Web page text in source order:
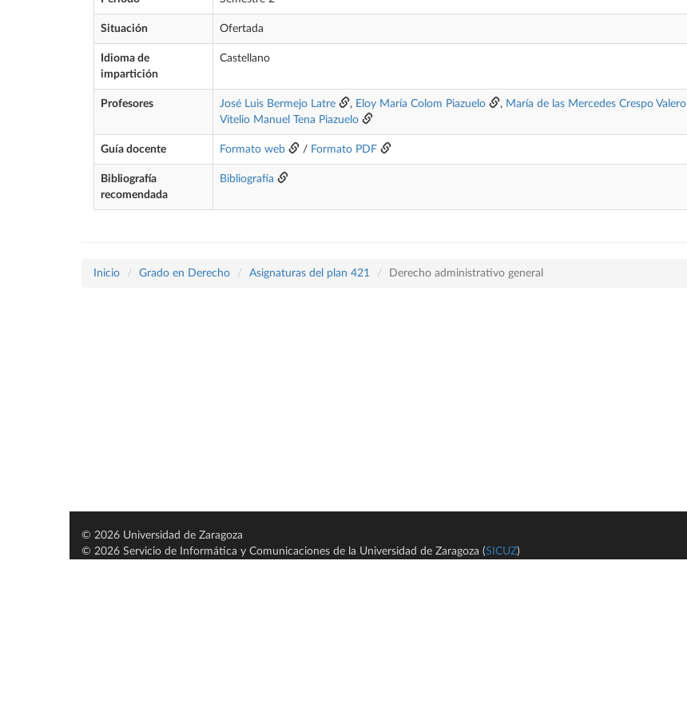
Situación Ofertada
Idioma de
impartición
Castellano
Profesores José Luis Bermejo Latre , Eloy María Colom Piazuelo , María de las Mercedes Crespo Valero
Vitelio Manuel Tena Piazuelo
Guía docente Formato web / Formato PDF
Bibliografía
recomendada
Bibliografía
Inicio Grado en Derecho Asignaturas del plan 421 Derecho administrativo general
© 2026 Universidad de Zaragoza
© 2026 Servicio de Informática y Comunicaciones de la Universidad de Zaragoza (SICUZ)